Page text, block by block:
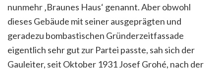
nunmehr ‚Braunes Haus‘ genannt.Aber obwohl
dieses Gebäude mit seiner ausgeprägten und
geradezu bombastischen Gründerzeitfassade
eigentlich sehr gut zur Partei passte, sah sich der
Gauleiter, seit Oktober 1931 Josef Grohé, nach der